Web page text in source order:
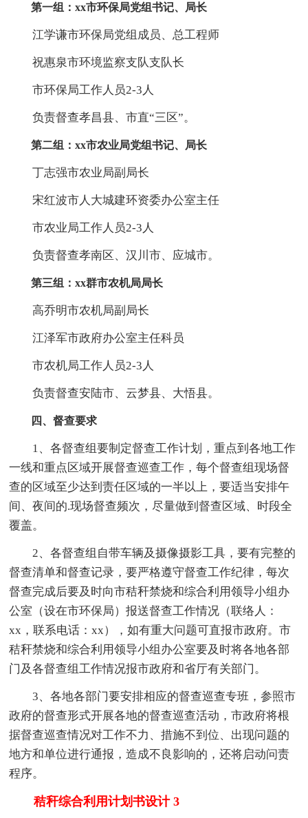
第一组：xx市环保局党组书记、局长
江学谦市环保局党组成员、总工程师
祝惠泉市环境监察支队支队长
市环保局工作人员2-3人
负责督查孝昌县、市直“三区”。
第二组：xx市农业局党组书记、局长
丁志强市农业局副局长
宋红波市人大城建环资委办公室主任
市农业局工作人员2-3人
负责督查孝南区、汉川市、应城市。
第三组：xx群市农机局局长
高乔明市农机局副局长
江泽军市政府办公室主任科员
市农机局工作人员2-3人
负责督查安陆市、云梦县、大悟县。
四、督查要求
1、各督查组要制定督查工作计划，重点到各地工作
一线和重点区域开展督查巡查工作，每个督查组现场督
查的区域至少达到责任区域的一半以上，要适当安排午
间、夜间的.现场督查频次，尽量做到督查区域、时段全
覆盖。
2、各督查组自带车辆及摄像摄影工具，要有完整的
督查清单和督查记录，要严格遵守督查工作纪律，每次
督查完成后要及时向市秸秆禁烧和综合利用领导小组办
公室（设在市环保局）报送督查工作情况（联络人：
xx，联系电话：xx），如有重大问题可直报市政府。市
秸秆禁烧和综合利用领导小组办公室要及时将各地各部
门及各督查组工作情况报市政府和省厅有关部门。
3、各地各部门要安排相应的督查巡查专班，参照市
政府的督查形式开展各地的督查巡查活动，市政府将根
据督查巡查情况对工作不力、措施不到位、出现问题的
地方和单位进行通报，造成不良影响的，还将启动问责
程序。
秸秆综合利用计划书设计 3